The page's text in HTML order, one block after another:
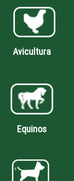
Avicultura
Equinos